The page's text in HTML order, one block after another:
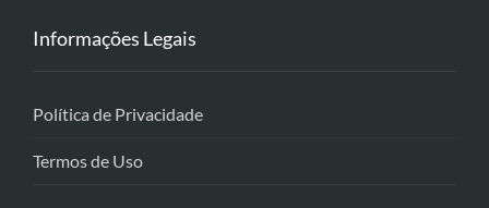
Informações Legais
Política de Privacidade
Termos de Uso